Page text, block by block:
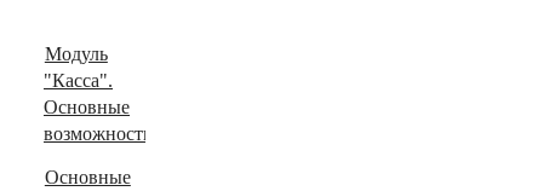
Модуль
"Касса".
Основные
возможности
Основные